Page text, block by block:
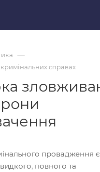
—
справах
провадження є
повного та